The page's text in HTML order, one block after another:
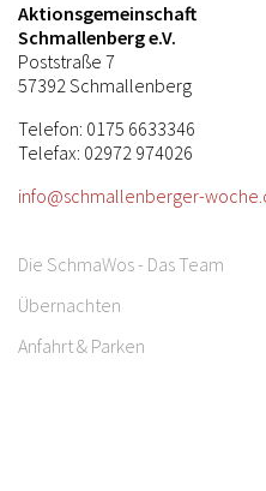
Aktionsgemeinschaft
Schmallenberg e.V.
Poststraße 7
57392 Schmallenberg
Telefon: 0175 6633346
Telefax: 02972 974026
info@schmallenberger-
Die SchmaWos - Das Team
Übernachten
Anfahrt & Parken